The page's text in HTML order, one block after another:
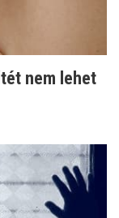
nem lehet